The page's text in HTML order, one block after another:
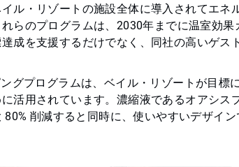
ル・リゾートの施設全体に導入されてエネ
らのプログラムは、2030年までに温室効果
成を支援するだけでなく、同社の高いゲス
グプログラムは、ベイル・リゾートが目標
活用されています。濃縮液であるオアシス
削減すると同時に、使いやすいデザイ